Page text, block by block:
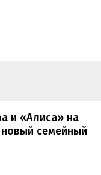
и «Алиса» на
семейный